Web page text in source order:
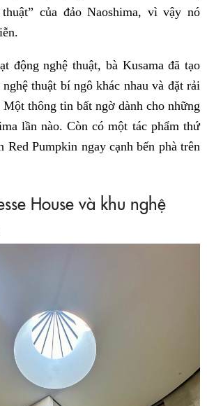
của đảo Naoshima, vì vậy nó
động nghệ thuật, bà Kusama đã tạo
thuật bí ngô khác nhau và đặt rải
thông tin bất ngờ dành cho những
lần nào. Còn có một tác phẩm thứ
Red Pumpkin ngay cạnh bến phà trên
House và khu nghệ